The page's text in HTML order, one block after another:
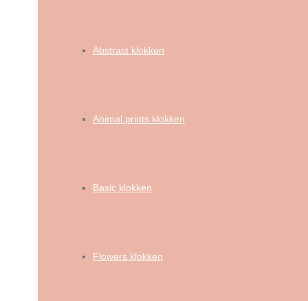
Abstract klokken
Animal prints klokken
Basic klokken
Flowers klokken